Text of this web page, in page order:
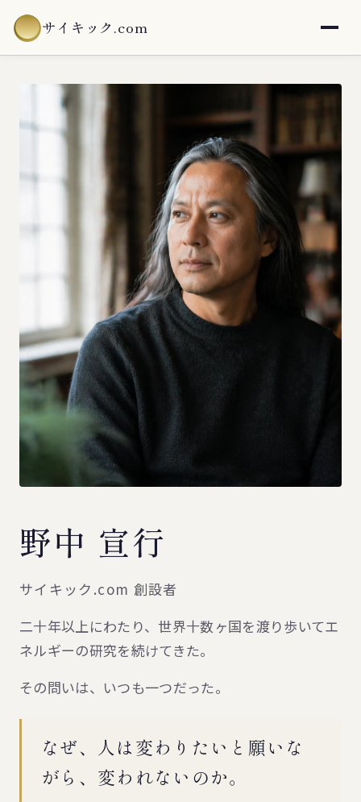
サイキック.com
野中 宣行
サイキック.com 創設者
二十年以上にわたり、世界十数ヶ国を渡り歩いてエ
ネルギーの研究を続けてきた。
その問いは、いつも一つだった。
なぜ、人は変わりたいと願いな
がら、変われないのか。